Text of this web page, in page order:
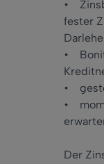
•
fester
•
•
•
Der